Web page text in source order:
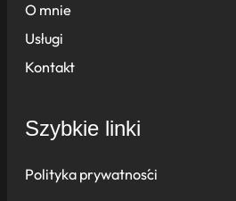
O mnie
Usługi
Kontakt
Szybkie linki
Polityka prywatności